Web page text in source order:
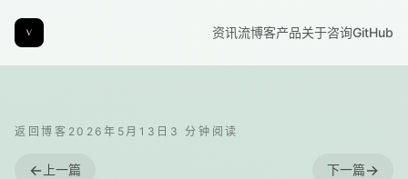
资讯流博客产品关于咨询GitHub
返回博客 2026年5月13日 3 分钟阅读
← 上一篇 下一篇→